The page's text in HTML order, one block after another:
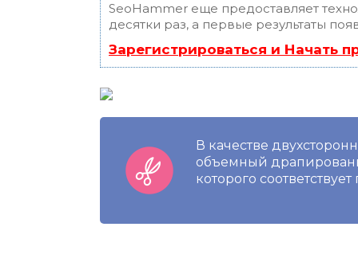
SeoHammer еще предоставляет
десятки раз, а первые результаты
Зарегистрироваться и Начать
В качестве
объемный
которого